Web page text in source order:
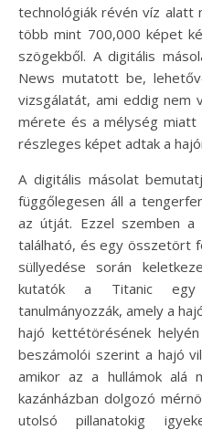
technológiák révén víz
több mint 700,000 képet
szögekből. A digitális
News mutatott be,
vizsgálatát, ami eddig nem
mérete és a mélység miatt
részleges képet adtak a
A digitális másolat
függőlegesen áll a
az útját. Ezzel szemben
található, és egy összetört
süllyedése során
kutatók a Titanic egy
tanulmányozzák, amely a
hajó kettétörésének
beszámolói szerint a hajó
amikor az a hullámok alá
kazánházban dolgozó
utolsó pillanatokig